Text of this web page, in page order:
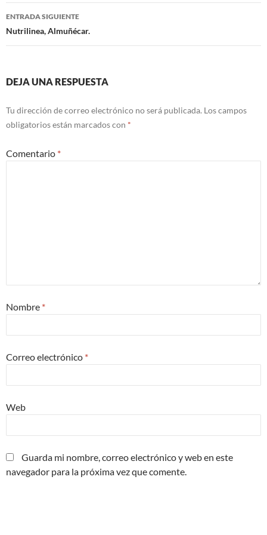
de
entradas
ENTRADA SIGUIENTE
Nutrilinea, Almuñécar.
DEJA UNA RESPUESTA
Tu dirección de correo electrónico no será publicada. Los campos
obligatorios están marcados con *
Comentario *
Nombre *
Correo electrónico *
Web
Guarda mi nombre, correo electrónico y web en este
navegador para la próxima vez que comente.